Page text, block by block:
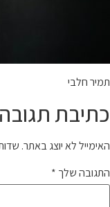
תמיר חלבי
כתיבת תגובה
האימייל לא יוצג באתר.
התגובה שלך *